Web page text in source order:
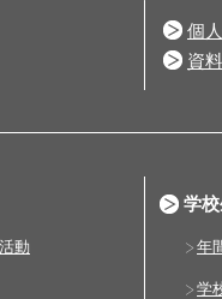
個
資
動
学
年
学